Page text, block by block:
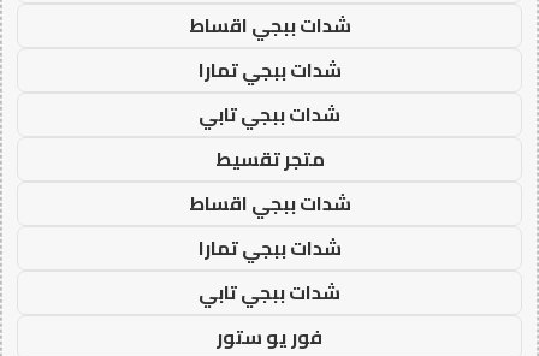
شدات ببجي اقساط
شدات ببجي تمارا
شدات ببجي تابي
متجر تقسيط
شدات ببجي اقساط
شدات ببجي تمارا
شدات ببجي تابي
فور يو ستور